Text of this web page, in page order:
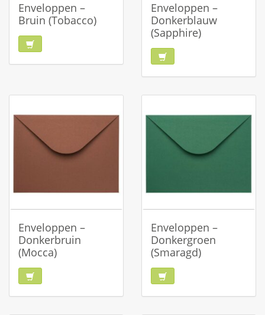
Enveloppen –
Bruin (Tobacco)
Enveloppen –
Donkerblauw
(Sapphire)
Enveloppen –
Donkerbruin
(Mocca)
Enveloppen –
Donkergroen
(Smaragd)